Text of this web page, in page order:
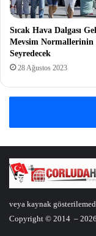
Sıcak Hava Dalgası
Mevsim Normallerinin
Seyredecek
28 Ağustos 2023
veya kaynak
Copyright © 2014 – 2026